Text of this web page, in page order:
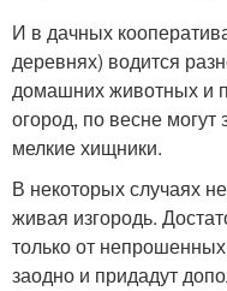
И в дачных
деревнях) водится
домашних животных и
огород, по весне могут
мелкие хищники.
В некоторых случаях
живая изгородь.
только от
заодно и придадут